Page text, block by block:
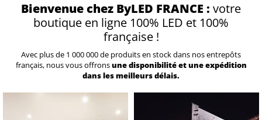
Bienvenue chez ByLED FRANCE : votre
boutique en ligne 100% LED et 100%
française !
Avec plus de 1 000 000 de produits en stock dans nos entrepôts
français, nous vous offronsune disponibilité et une expédition
dans les meilleurs délais.